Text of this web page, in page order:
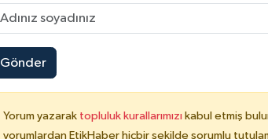
Gönder
Yorum yazarak topluluk kurallarımızı kabul etmiş
yorumlardan EtikHaber hiçbir şekilde sorumlu